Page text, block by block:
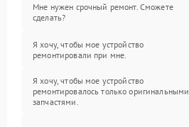
Мне нужен срочный ремонт. Сможете
сделать?
Я хочу, чтобы мое устройство
ремонтировали при мне.
Я хочу, чтобы мое устройство
ремонтировалось только оригинальными
запчастями.